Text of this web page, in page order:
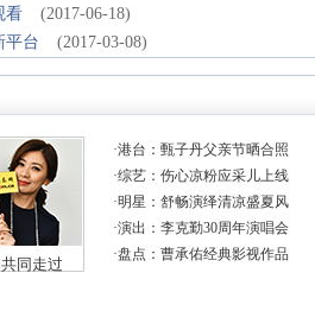
看
(2017-06-18)
平台
(2017-03-08)